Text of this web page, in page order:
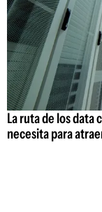
La ruta de los data
necesita para